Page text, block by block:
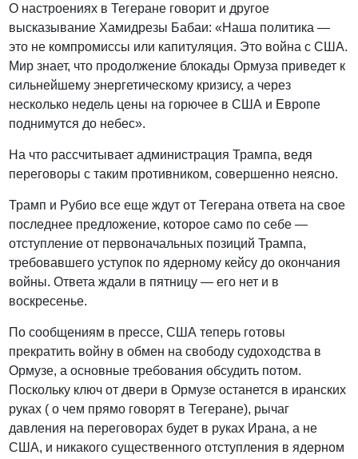
О настроениях в Тегеране говорит и другое
высказывание Хамидрезы Бабаи: «Наша политика —
это не компромиссы или капитуляция. Это война с США.
Мир знает, что продолжение блокады Ормуза приведет к
сильнейшему энергетическому кризису, а через
несколько недель цены на горючее в США и Европе
поднимутся до небес».
На что рассчитывает администрация Трампа, ведя
переговоры с таким противником, совершенно неясно.
Трамп и Рубио все еще ждут от Тегерана ответа на свое
последнее предложение, которое само по себе —
отступление от первоначальных позиций Трампа,
требовавшего уступок по ядерному кейсу до окончания
войны. Ответа ждали в пятницу — его нет и в
воскресенье.
По сообщениям в прессе, США теперь готовы
прекратить войну в обмен на свободу судоходства в
Ормузе, а основные требования обсудить потом.
Поскольку ключ от двери в Ормузе останется в иранских
руках ( о чем прямо говорят в Тегеране), рычаг
давления на переговорах будет в руках Ирана, а не
США, и никакого существенного отступления в ядерном